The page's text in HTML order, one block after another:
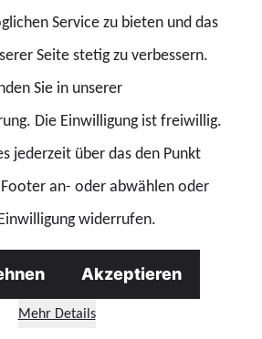
Mitglied werden
Service zu bieten und das
Seite stetig zu verbessern.
Sie in unserer
Die Einwilligung ist freiwillig.
jederzeit über das den Punkt
an- oder abwählen oder
widerrufen.
Mehr Details
Akzeptieren